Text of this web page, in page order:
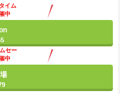
イム
中
セー
中